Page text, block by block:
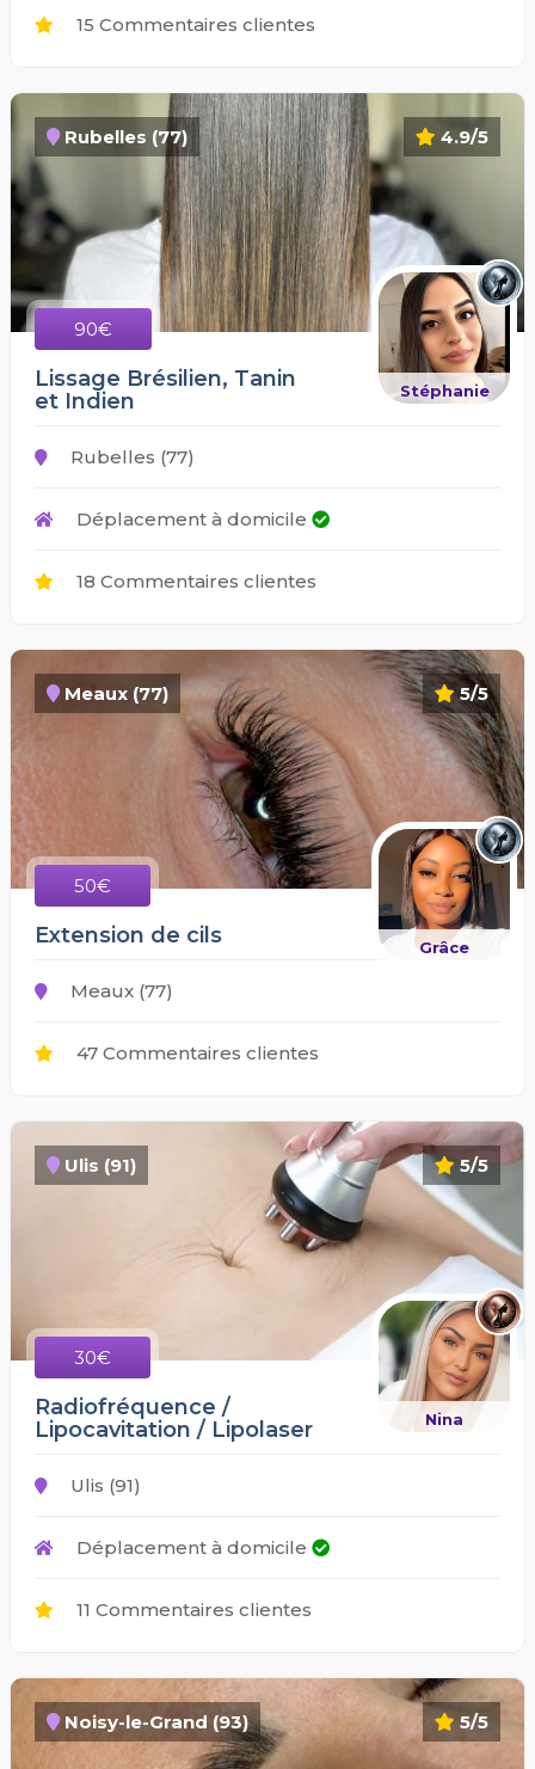
15 Commentaires clientes
4.9/5
Rubelles (77)
90€
Stéphanie
Lissage Brésilien, Tanin
et Indien
Rubelles (77)
Déplacement à domicile
18 Commentaires clientes
5/5
Meaux (77)
50€
Grâce
Extension de cils
Meaux (77)
47 Commentaires clientes
5/5
Ulis (91)
30€
Nina
Radiofréquence /
Lipocavitation / Lipolaser
Ulis (91)
Déplacement à domicile
11 Commentaires clientes
5/5
Noisy-le-Grand (93)